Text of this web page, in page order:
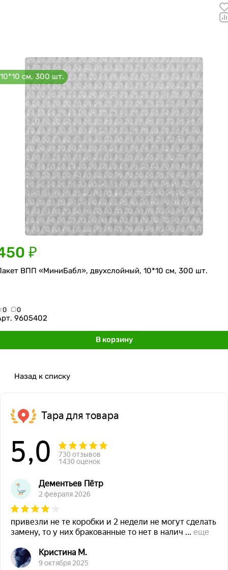
10*10 см, 300 шт.
₽
ВПП «МиниБабл», двухслойный, 10*10 см, 300 шт.
0 0
9605402
В корзину
Назад к списку
Тара для товара
5,0
730 отзывов
1430 оценок
Дементьев Пётр
2 февраля 2026
привезли не те коробки и 2 недели не могут сделать
замену, то у них бракованные то нет в налич ... еще
Кристина М.
9 октября 2025